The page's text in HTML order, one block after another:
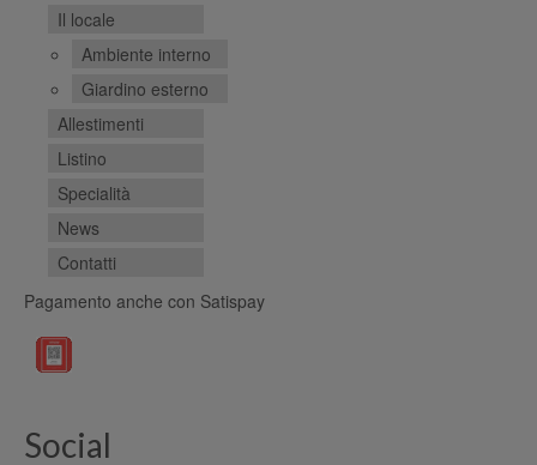
Il locale
Ambiente interno
Giardino esterno
Allestimenti
Listino
Specialità
News
Contatti
Pagamento anche con Satispay
Social